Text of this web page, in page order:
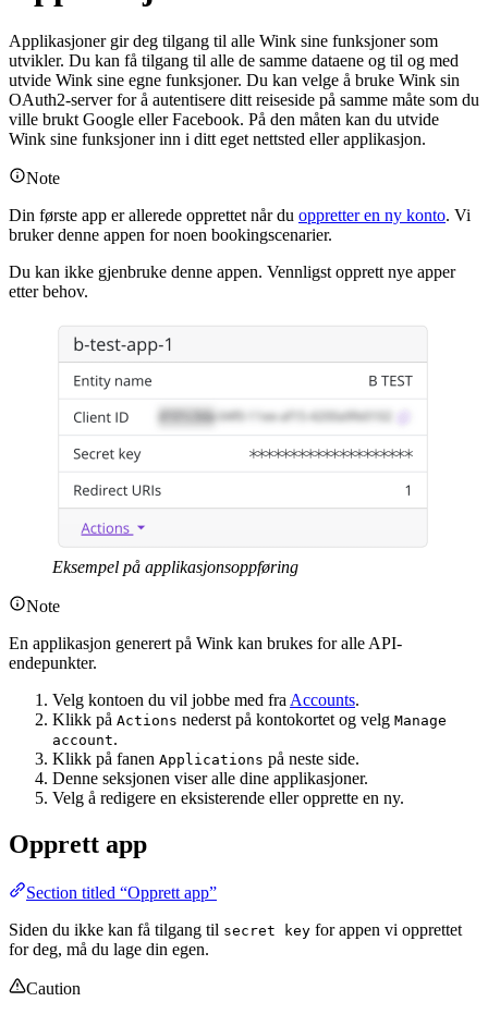
Applikasjoner gir deg tilgang til alle Wink sine funksjoner som
utvikler. Du kan få tilgang til alle de samme dataene og til og med
utvide Wink sine egne funksjoner. Du kan velge å bruke Wink sin
OAuth2-server for å autentisere ditt reiseside på samme måte som du
ville brukt Google eller Facebook. På den måten kan du utvide
Wink sine funksjoner inn i ditt eget nettsted eller applikasjon.
Note
Din første app er allerede opprettet når du oppretter en ny konto. Vi
bruker denne appen for noen bookingscenarier.
Du kan ikke gjenbruke denne appen. Vennligst opprett nye apper
etter behov.
Eksempel på applikasjonsoppføring
Note
En applikasjon generert på Wink kan brukes for alle API-
endepunkter.
Velg kontoen du vil jobbe med fra Accounts.
Klikk på Actions nederst på kontokortet og velg Manage
account.
Klikk på fanen Applications på neste side.
Denne seksjonen viser alle dine applikasjoner.
Velg å redigere en eksisterende eller opprette en ny.
Opprett app
Section titled “Opprett app”
Siden du ikke kan få tilgang til secret key for appen vi opprettet
for deg, må du lage din egen.
Caution